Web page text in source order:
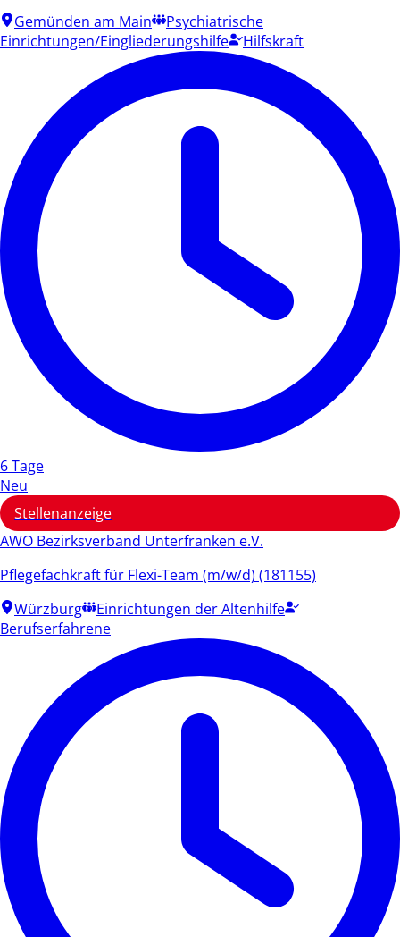
Gemünden am Main
Psychiatrische
Einrichtungen/Eingliederungshilfe
Hilfskraft
6 Tage
Neu
Stellenanzeige
AWO Bezirksverband Unterfranken e.V.
Pflegefachkraft für Flexi-Team (m/w/d) (181155)
Würzburg
Einrichtungen der Altenhilfe
Berufserfahrene